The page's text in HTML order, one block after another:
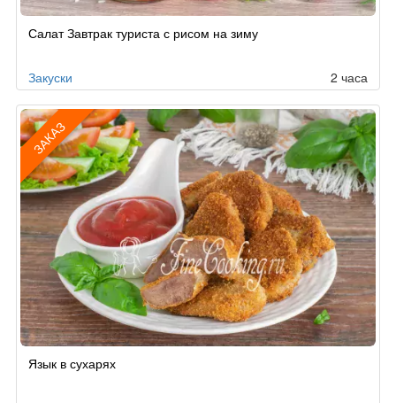
Салат Завтрак туриста с рисом на зиму
Закуски 2 часа
ЗАКАЗ
поЯзык в сухарях